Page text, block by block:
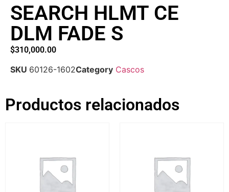
SEARCH HLMT CE
DLM FADE S
$310,000.00
SKU 60126-1602Category Cascos
Productos relacionados